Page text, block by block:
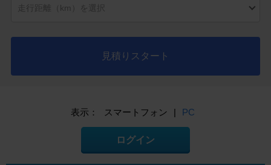
見積りスタート
表示： スマートフォン | PC
ログイン